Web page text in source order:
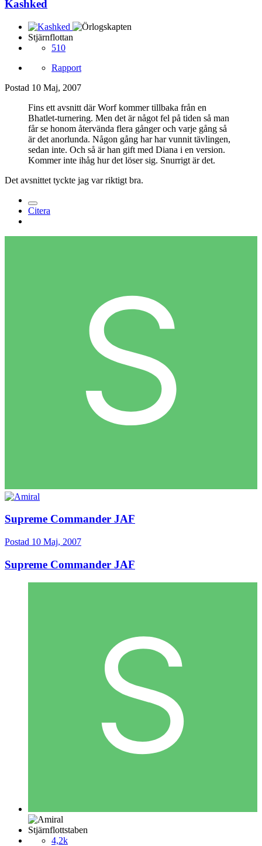
Kashked
Stjärnflottan
510
Rapport
Postad 10 Maj, 2007
Fins ett avsnitt där Worf kommer tillbaka från en
Bhatlet-turnering. Men det är något fel på tiden så man
får se honom återvända flera gånger och varje gång så
är det anorlunda. Någon gång har har vunnit tävlingen,
sedan inte. Och så är han gift med Diana i en version.
Kommer inte ihåg hur det löser sig. Snurrigt är det.
Det avsnittet tyckte jag var riktigt bra.
Citera
Supreme Commander JAF
Postad 10 Maj, 2007
Supreme Commander JAF
Stjärnflottstaben
4,2k